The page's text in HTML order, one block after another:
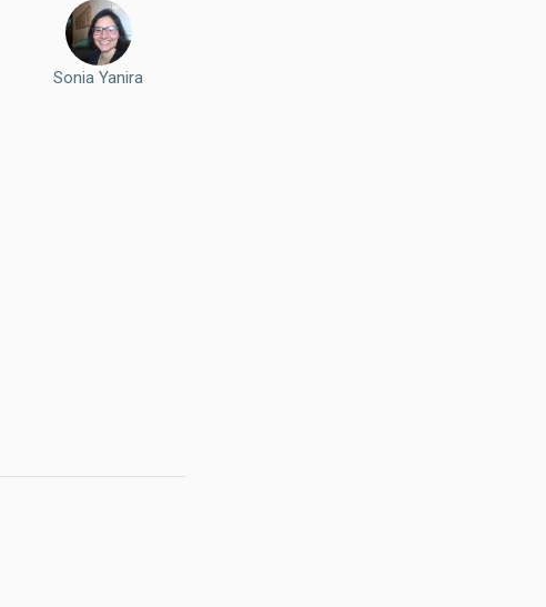
Sonia Yanira